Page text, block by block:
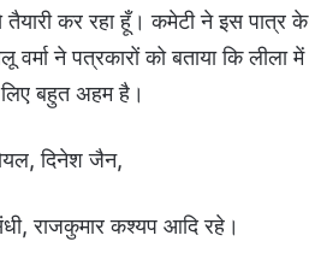
तैयारी कर रहा हूँ। कमेटी ने इस पात्र के
ने पत्रकारों को बताया कि लीला में
लिए बहुत अहम है।
दिनेश जैन,
राजकुमार कश्यप आदि रहे।